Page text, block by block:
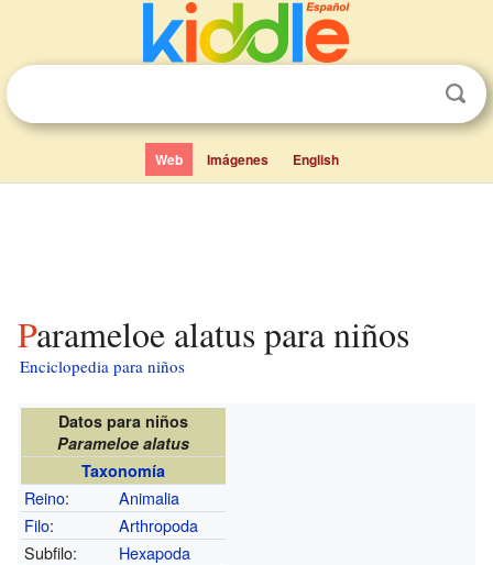
Web Imágenes English
Parameloe alatus para niños
Enciclopedia para niños
Datos para niños
Parameloe alatus
Taxonomía
Reino:
Animalia
Filo:
Arthropoda
Subfilo:
Hexapoda